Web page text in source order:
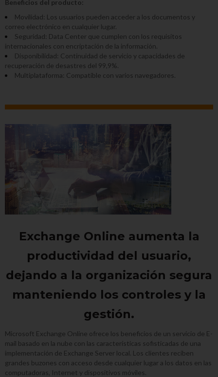
Beneficios del producto:
Movilidad: Los usuarios pueden acceder a los documentos y
correo electrónico en cualquier lugar.
Seguridad: Data Center que cumplen con los requisitos
internacionales con encriptación de la información.
Disponibilidad: Continuidad de servicio y capacidades de
recuperación de desastres del 99,9%.
Multiplataforma: Compatible con varios navegadores.
Exchange Online aumenta la
productividad del usuario,
dejando a la organización segura
manteniendo los controles y la
gestión.
Microsoft Exchange Online ofrece los beneficios de un servicio de E-
mail basado en la nube con las características sofisticadas de una
implementación de Exchange Server local. Los clientes reciben
grandes buzones con acceso desde cualquier lugar a los datos en las
computadoras, Internet y dispositivos móviles.